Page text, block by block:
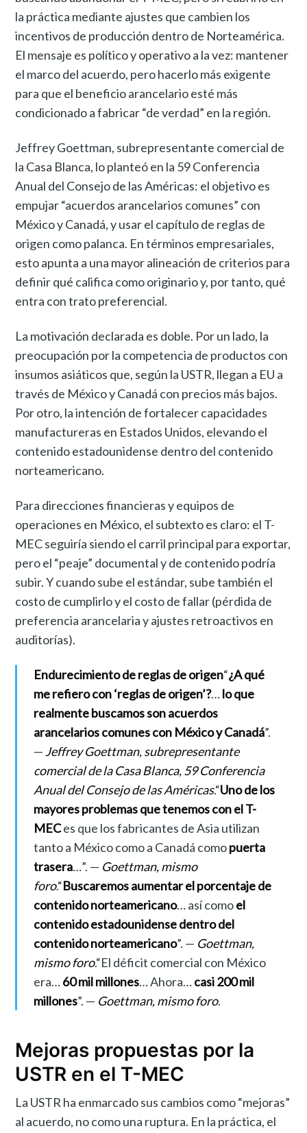
la práctica mediante ajustes que cambien los
incentivos de producción dentro de Norteamérica.
El mensaje es político y operativo a la vez: mantener
el marco del acuerdo, pero hacerlo más exigente
para que el beneficio arancelario esté más
condicionado a fabricar “de verdad” en la región.
Jeffrey Goettman, subrepresentante comercial de
la Casa Blanca, lo planteó en la 59 Conferencia
Anual del Consejo de las Américas: el objetivo es
empujar “acuerdos arancelarios comunes” con
México y Canadá, y usar el capítulo de reglas de
origen como palanca. En términos empresariales,
esto apunta a una mayor alineación de criterios para
definir qué califica como originario y, por tanto, qué
entra con trato preferencial.
La motivación declarada es doble. Por un lado, la
preocupación por la competencia de productos con
insumos asiáticos que, según la USTR, llegan a EU a
través de México y Canadá con precios más bajos.
Por otro, la intención de fortalecer capacidades
manufactureras en Estados Unidos, elevando el
contenido estadounidense dentro del contenido
norteamericano.
Para direcciones financieras y equipos de
operaciones en México, el subtexto es claro: el T-
MEC seguiría siendo el carril principal para exportar,
pero el “peaje” documental y de contenido podría
subir. Y cuando sube el estándar, sube también el
costo de cumplirlo y el costo de fallar (pérdida de
preferencia arancelaria y ajustes retroactivos en
auditorías).
Endurecimiento de reglas de origen“¿A qué
me refiero con ‘reglas de origen’?…lo que
realmente buscamos son acuerdos
arancelarios comunes con México y Canadá”.
—Jeffrey Goettman, subrepresentante
comercial de la Casa Blanca, 59 Conferencia
Anual del Consejo de las Américas.“Uno de los
mayores problemas que tenemos con el T-
MECes que los fabricantes de Asia utilizan
tanto a México como a Canadá comopuerta
trasera…”. — Goettman, mismo
foro.“Buscaremos aumentar el porcentaje de
contenido norteamericano… así comoel
contenido estadounidense dentro del
contenido norteamericano”. — Goettman,
mismo foro.“El déficit comercial con México
era…60 mil millones… Ahora…casi 200 mil
millones”. — Goettman, mismo foro.
Mejoras propuestas por la
USTR en el T-MEC
La USTR ha enmarcado sus cambios como “mejoras”
al acuerdo, no como una ruptura. En la práctica, el